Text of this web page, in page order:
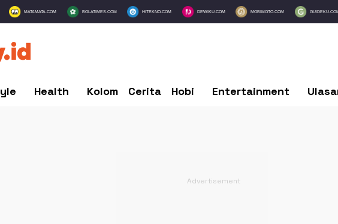
MATAMATA.COM BOLATIMES.COM HITEKNO.COM DEWIKU.COM MOBIMOTO.COM
Health Kolom Cerita Hobi Entertainment